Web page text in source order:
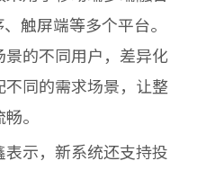
触屏端等多个平台。
的不同用户，差异化
同的需求场景，让整
。
示，新系统还支持投